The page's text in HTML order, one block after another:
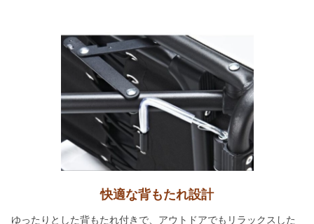
快適な背もたれ設計
ゆったりとした背もたれ付きで、アウトドアでもリラックスした